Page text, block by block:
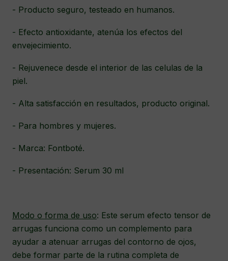
- Producto seguro, testeado en humanos.
- Efecto antioxidante, atenúa los efectos del
envejecimiento.
- Rejuvenece desde el interior de las celulas de la
piel.
- Alta satisfacción en resultados, producto original.
- Para hombres y mujeres.
- Marca: Fontboté.
- Presentación: Serum 30 ml
Modo o forma de uso: Este serum efecto tensor de
arrugas funciona como un complemento para
ayudar a atenuar arrugas del contorno de ojos,
debe formar parte de la rutina completa de